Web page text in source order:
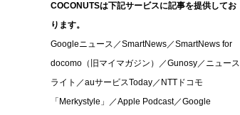
COCONUTSは下記サービスに記事を提供してお
ります。
Googleニュース／SmartNews／SmartNews for
docomo（旧マイマガジン）／Gunosy／ニュース
ライト／auサービスToday／NTTドコモ
「Merkystyle」／Apple Podcast／Google